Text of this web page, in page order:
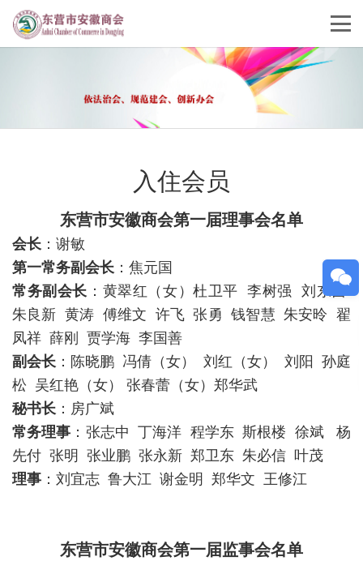
入住会员
东营市安徽商会第一届理事会名单
会长 ：谢敏
第一常务副会长 ：焦元国
常务副会长 ：黄翠红（女）杜卫平 李树强 刘东昌
朱良新 黄涛 傅维文 许飞 张勇 钱智慧 朱安昤 翟
凤祥 薛刚 贾学海 李国善
副会长 ：陈晓鹏 冯倩（女） 刘红（女） 刘阳 孙庭
松 吴红艳（女） 张春蕾（女）郑华武
秘书长 ：房广斌
常务理事 ：张志中 丁海洋 程学东 斯根楼 徐斌 杨
先付 张明 张业鹏 张永新 郑卫东 朱必信 叶茂
理事 ：刘宜志 鲁大江 谢金明 郑华文 王修江
东营市安徽商会第一届监事会名单